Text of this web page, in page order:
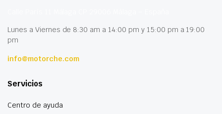
Lunes a Viernes de 8:30 am a 14:00 pm y 15:00 pm a 19:00
pm
info@motorche.com
Servicios
Centro de ayuda